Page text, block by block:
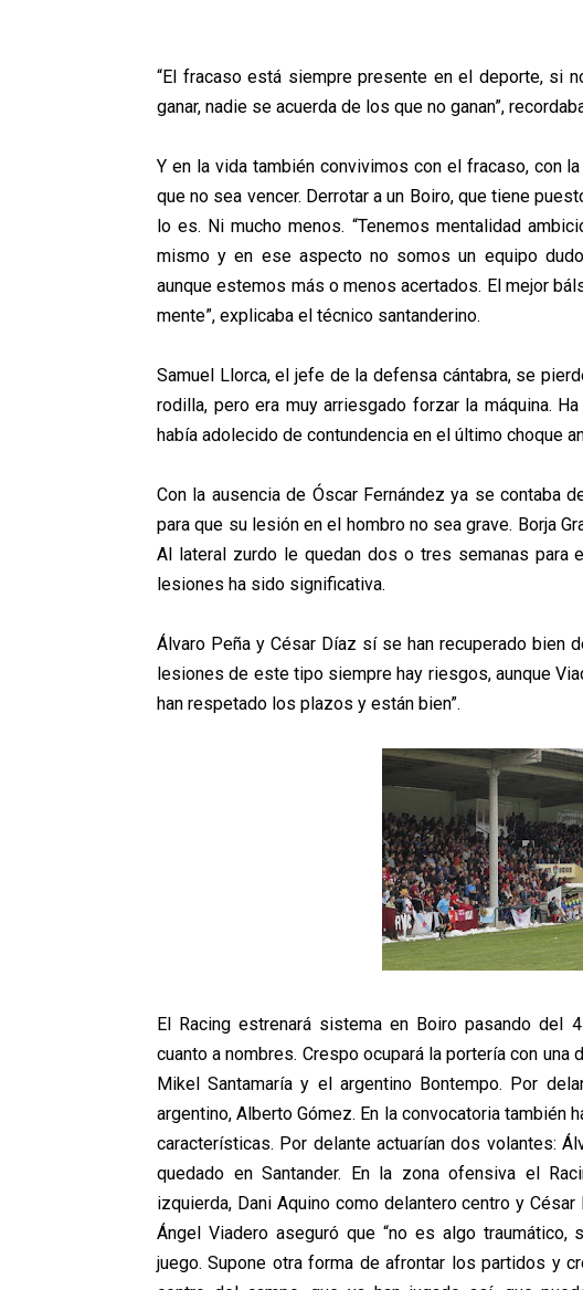
“El fracaso está siempre presente en el deporte, si
ganar, nadie se acuerda de los que no ganan”,
Y en la vida también convivimos con el fracaso, con
que no sea vencer. Derrotar a un Boiro, que tiene
lo es. Ni mucho menos. “Tenemos mentalidad
mismo y en ese aspecto no somos un equipo
aunque estemos más o menos acertados. El mejor
mente”, explicaba el técnico santanderino.
Samuel Llorca, el jefe de la defensa cántabra, se
rodilla, pero era muy arriesgado forzar la máquina.
había adolecido de contundencia en el último choque
Con la ausencia de Óscar Fernández ya se contaba
para que su lesión en el hombro no sea grave. Borja
Al lateral zurdo le quedan dos o tres semanas
lesiones ha sido significativa.
Álvaro Peña y César Díaz sí se han recuperado bien
lesiones de este tipo siempre hay riesgos, aunque
han respetado los plazos y están bien”.
El Racing estrenará sistema en Boiro pasando del
cuanto a nombres. Crespo ocupará la portería con una
Mikel Santamaría y el argentino Bontempo. Por
argentino, Alberto Gómez. En la convocatoria
características. Por delante actuarían dos volantes:
quedado en Santander. En la zona ofensiva el
izquierda, Dani Aquino como delantero centro y
Ángel Viadero aseguró que “no es algo traumático,
juego. Supone otra forma de afrontar los partidos y